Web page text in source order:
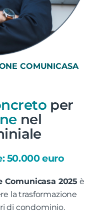
COMUNICASA
per
nel
50.000 euro
2025 è
la trasformazione
di condominio.